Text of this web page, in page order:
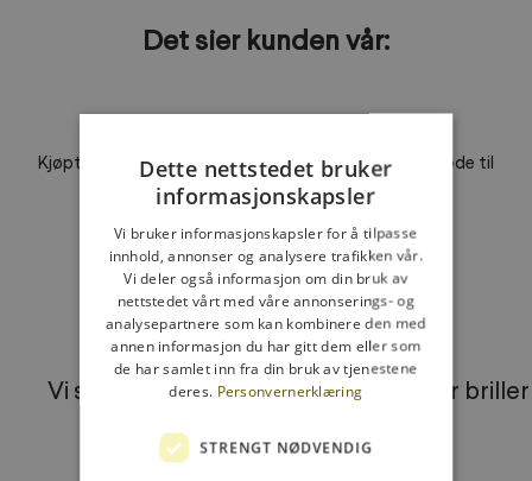
Det sier kunden vår:
Kjøpte solbriller med styrke, og de var overraskende gode til
prisen. Svært fornøyd!
Gå til element 1
Gå til element 2
Gå til element 3
Vi sender innen 24 timer 3 par
Dette nettstedet bruker
informasjonskapsler
Vi bruker informasjonskapsler for å tilpasse
innhold, annonser og analysere trafikken vår.
Vi deler også informasjon om din bruk av
nettstedet vårt med våre annonserings- og
analysepartnere som kan kombinere den med
annen informasjon du har gitt dem eller som
de har samlet inn fra din bruk av tjenestene
deres. Personvernerklæring
STRENGT NØDVENDIG